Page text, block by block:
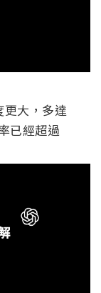
大，多達
已經超過